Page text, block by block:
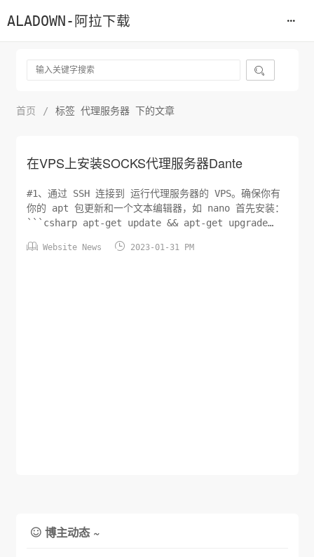
ALADOWN-阿拉下载

首页 / 标签 代理服务器 下的文章
在VPS上安装SOCKS代理服务器Dante
#1、通过 SSH 连接到 运行代理服务器的 VPS。确保你有
你的 apt 包更新和一个文本编辑器，如 nano 首先安装：
```csharp apt-get update && apt-get upgrade
Dante； ```csharp apt-get install dante-
 Website News  2023-01-31 PM
 博主动态 ~